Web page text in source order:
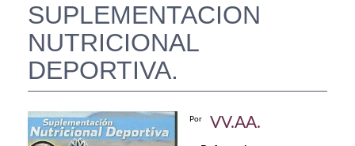
Arte
Autoayuda. Conocimiento personal
Autoayuda. Crecimiento personal
SUPLEMENTACION
NUTRICIONAL
DEPORTIVA.
Por VV.AA.